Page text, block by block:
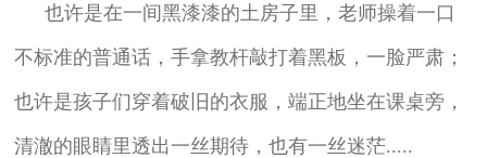
也许是在一间黑漆漆的土房子里，老师操着一口
不标准的普通话，手拿教杆敲打着黑板，一脸严肃；
也许是孩子们穿着破旧的衣服，端正地坐在课桌旁，
清澈的眼睛里透出一丝期待，也有一丝迷茫.....